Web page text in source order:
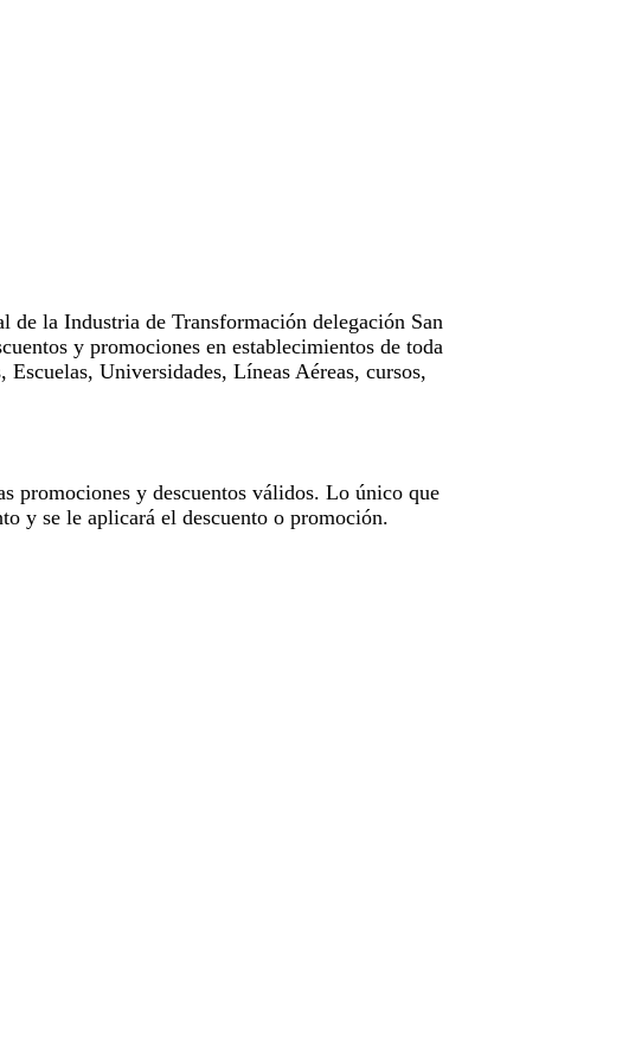
la Industria de Transformación delegación San
y promociones en establecimientos de toda
Universidades, Líneas Aéreas, cursos,
promociones y descuentos válidos. Lo único que
y se le aplicará el descuento o promoción.